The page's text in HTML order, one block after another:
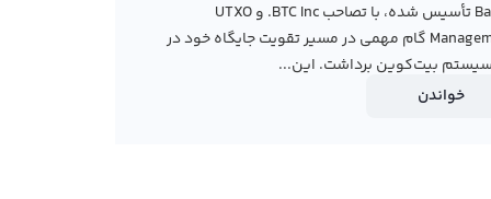
Bailey تأسیس شده، با تصاحب BTC Inc. و UTXO
Management گام مهمی در مسیر تقویت جایگاه خود در
بیت‌کوین برداشت. این...
خواندن